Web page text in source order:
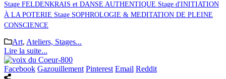
Stage FELDENKRAIS et DANSE AUTHENTIQUE Stage d'INITIATION
À LA POTERIE Stage SOPHROLOGIE & MEDITATION DE PLEINE
CONSCIENCE
Art, Ateliers, Stages...
Lire la suite...
Facebook Gazouillement Pinterest Email Reddit